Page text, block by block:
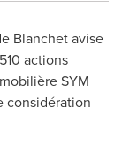
Blanchetavise
actions
SYM
considération